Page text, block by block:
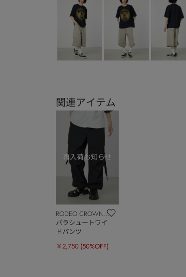
関連アイテム
RODEO CROWNS
WIDE BOWL
パラシュートワイ
ドパンツ
￥2,750 (50%OFF)